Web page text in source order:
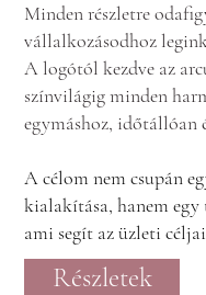
Minden részletre
vállalkozásodhoz
A logótól kezdve az
színvilágig minden
egymáshoz, időtállóan
A célom nem csupán
kialakítása, hanem egy
ami segít az üzleti
Részletek